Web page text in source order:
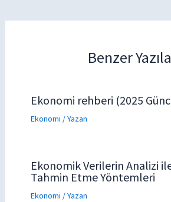
Benzer
Ekonomi rehberi (2025
Ekonomi / Yazan
Ekonomik Verilerin Analizi
Tahmin Etme Yöntemleri
Ekonomi / Yazan